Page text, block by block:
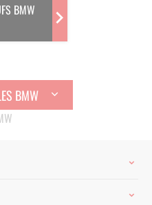
BMW
VOIR TOUTES LES BMW